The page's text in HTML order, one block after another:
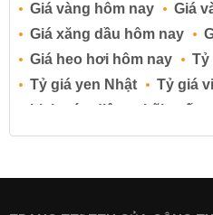
Giá vàng hôm nay
Giá
Giá xăng dầu hôm nay
Giá heo hơi hôm nay
Tỷ
Tỷ giá yen Nhật
Tỷ giá
Lịch cúp điện
Lãi suất
Lãi suất tiết kiệm
Lãi
Lãi suất ngân hàng BIDV